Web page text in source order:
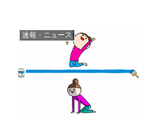
速報・ニュース